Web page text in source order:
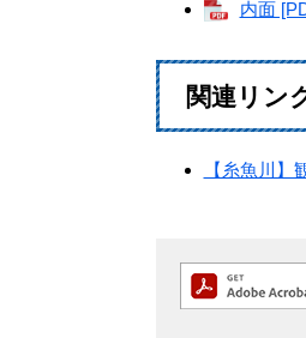
内面
関連リン
【糸魚川